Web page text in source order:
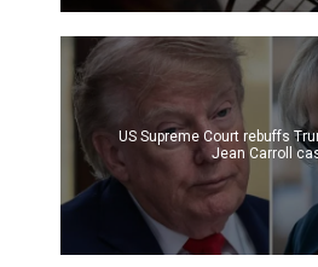
US Supreme Court rebuffs
Jean Carroll